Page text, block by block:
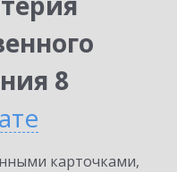
8
карточками,